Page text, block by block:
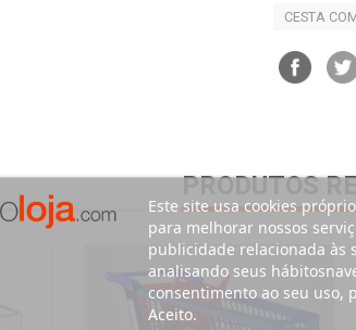
CESTA
PRODUTOS
Este site usa cookies
para melhorar nossos
publicidade relacionada às
analisando seus
consentimento ao seu uso,
Aceito.